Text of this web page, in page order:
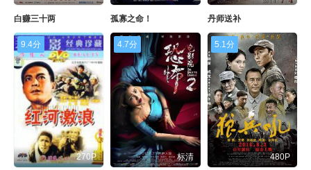
白赚三十两 孤寡之命！ 丹师送补
9.4分
270P
4.7分
标清
5.1分
480P